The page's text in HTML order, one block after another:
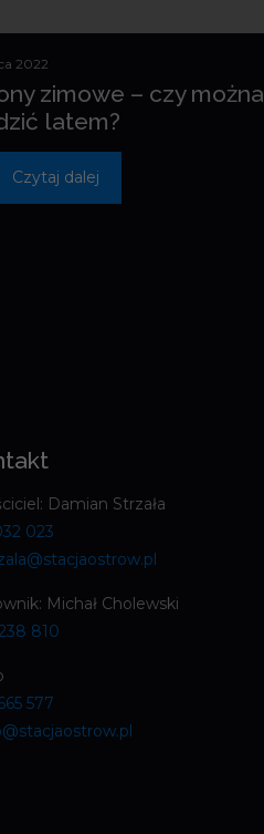
2022
zimowe – czy można
latem?
Czytaj dalej
Damian Strzała
023
Michał Cholewski
810
577